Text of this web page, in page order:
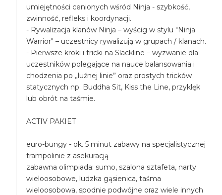
umiejętności cenionych wśród Ninja - szybkość,
zwinność, refleks i koordynacji.
- Rywalizacja klanów Ninja – wyścig w stylu "Ninja
Warrior" – uczestnicy rywalizują w grupach / klanach.
- Pierwsze kroki i tricki na Slackline – wyzwanie dla
uczestników polegające na nauce balansowania i
chodzenia po „luźnej linie” oraz prostych tricków
statycznych np. Buddha Sit, Kiss the Line, przyklęk
lub obrót na taśmie.
ACTIV PAKIET
euro-bungy - ok. 5 minut zabawy na specjalistycznej
trampolinie z asekuracją
zabawna olimpiada: sumo, szalona sztafeta, narty
wieloosobowe, ludzka gąsienica, taśma
wieloosobowa, spodnie podwójne oraz wiele innych